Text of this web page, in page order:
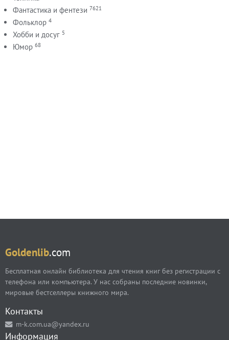
Фантастика и фентези 7621
Фольклор 4
Хобби и досуг 5
Юмор 68
Goldenlib.com
Бесплатная онлайн библиотека для чтения книг без регистрации с
телефона или компьютера. У нас собраны последние новинки,
мировые бестселлеры книжного мира.
Контакты
m-k.com.ua@yandex.ru
Информация